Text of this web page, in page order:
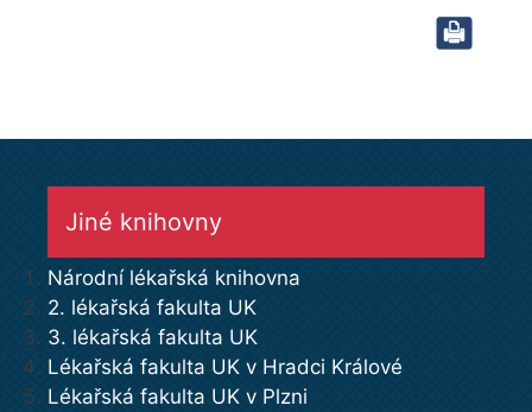
Jiné knihovny
Národní lékařská knihovna
2. lékařská fakulta UK
3. lékařská fakulta UK
Lékařská fakulta UK v Hradci Králové
Lékařská fakulta UK v Plzni